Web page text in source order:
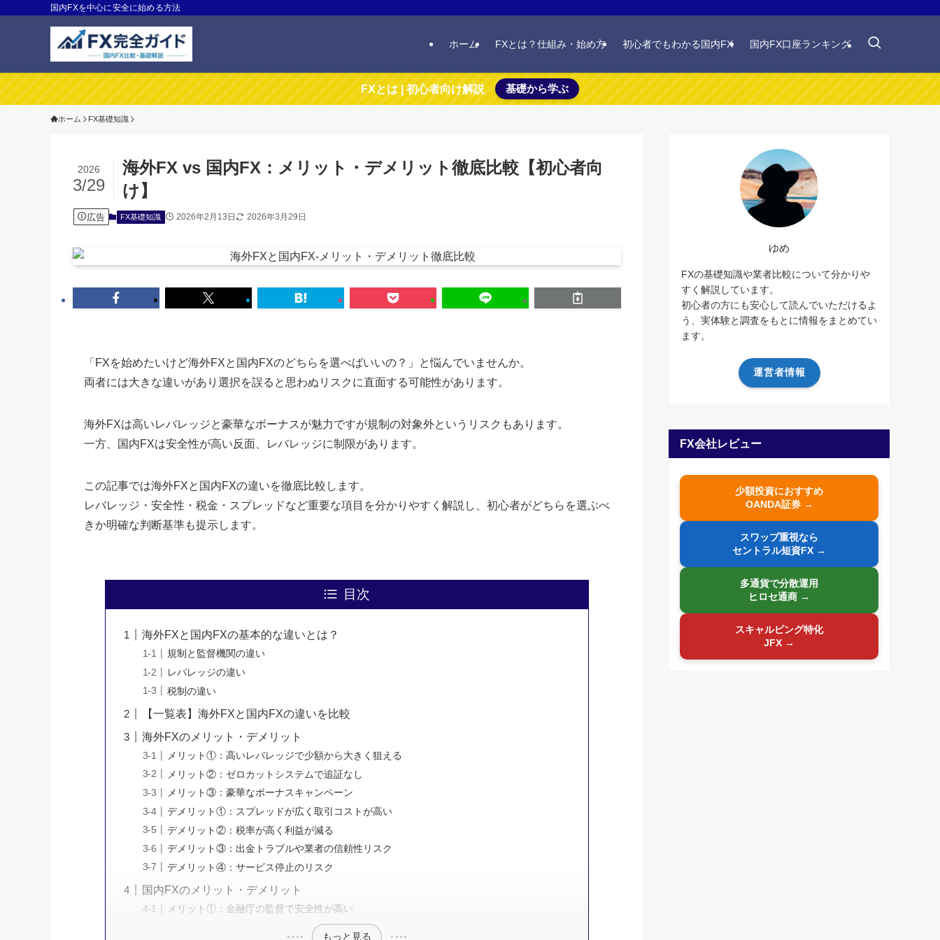
国内FXを中心に安全に始める方法
ホーム FXとは？仕組み・始め方 初心者でもわかる国内FX 国内FX口座ランキング
FXとは | 初心者向け解説 基礎から学ぶ
ホーム FX基礎知識
海外FX vs 国内FX：メリット・デメリット徹底比較【初心者向
け】
2026
3/29
広告 FX基礎知識 2026年2月13日 2026年3月29日
「FXを始めたいけど海外FXと国内FXのどちらを選べばいいの？」と悩んでいませんか。
両者には大きな違いがあり選択を誤ると思わぬリスクに直面する可能性があります。
海外FXは高いレバレッジと豪華なボーナスが魅力ですが規制の対象外というリスクもあります。
一方、国内FXは安全性が高い反面、レバレッジに制限があります。
この記事では海外FXと国内FXの違いを徹底比較します。
レバレッジ・安全性・税金・スプレッドなど重要な項目を分かりやすく解説し、初心者がどちらを選ぶべ
きか明確な判断基準も提示します。
目次
海外FXと国内FXの基本的な違いとは？
規制と監督機関の違い
レバレッジの違い
税制の違い
【一覧表】海外FXと国内FXの違いを比較
海外FXのメリット・デメリット
メリット①：高いレバレッジで少額から大きく狙える
メリット②：ゼロカットシステムで追証なし
メリット③：豪華なボーナスキャンペーン
デメリット①：スプレッドが広く取引コストが高い
デメリット②：税率が高く利益が減る
デメリット③：出金トラブルや業者の信頼性リスク
デメリット④：サービス停止のリスク
国内FXのメリット・デメリット
メリット①：金融庁の監督で安全性が高い
もっと見る
ゆめ
FXの基礎知識や業者比較について分かりや
すく解説しています。
初心者の方にも安心して読んでいただけるよ
う、実体験と調査をもとに情報をまとめてい
ます。
運営者情報
FX会社レビュー
少額投資におすすめ
OANDA証券 →
スワップ重視なら
セントラル短資FX →
多通貨で分散運用
ヒロセ通商 →
スキャルピング特化
JFX →